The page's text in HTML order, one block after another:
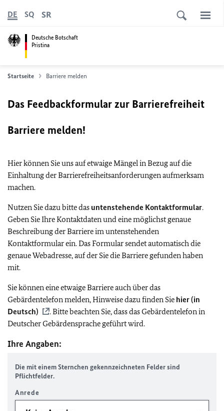
Deutsche Botschaft
Pristina
DE SQ SR
Startseite Barriere melden
Das Feedbackformular zur Barrierefreiheit
Barriere melden!
Hier können Sie uns auf etwaige Mängel in Bezug auf die
Einhaltung der Barrierefreiheitsanforderungen aufmerksam
machen.
Nutzen Sie dazu bitte das untenstehende Kontaktformular.
Geben Sie Ihre Kontaktdaten und eine möglichst genaue
Beschreibung der Barriere im untenstehenden
Kontaktformular ein. Das Formular sendet automatisch die
genaue Webadresse, auf der Sie die Barriere gefunden haben
mit.
Sie können eine etwaige Barriere auch über das
Gebärdentelefon melden, Hinweise dazu finden Sie hier (in
Deutsch)
. Bitte beachten Sie, dass das Gebärdentelefon in
Deutscher Gebärdensprache geführt wird.
Ihre Angaben:
Die mit einem Sternchen gekennzeichneten Felder sind
Pflichtfelder.
Anrede